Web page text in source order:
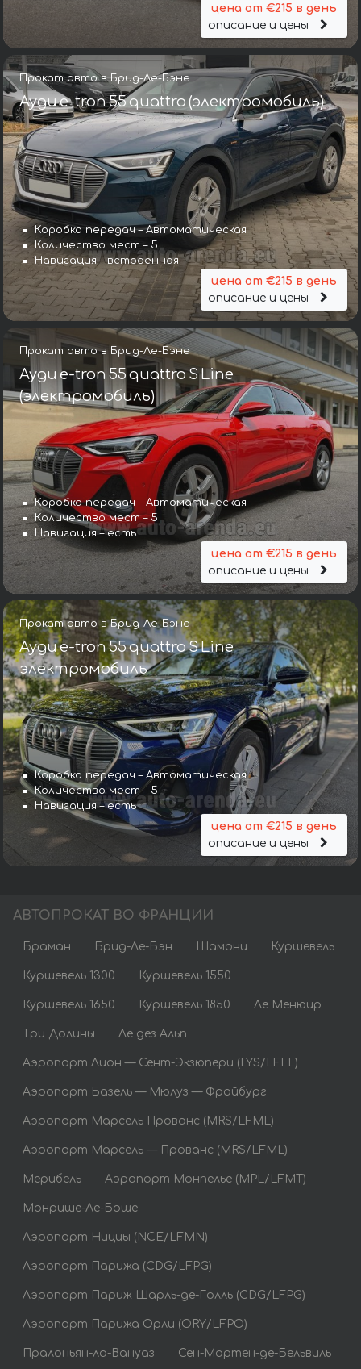
цена от €215 в день
описание и цены
Прокат авто в Брид-Ле-Бэне
Ауди e-tron 55 quattro (электромобиль)
Коробка передач – Автоматическая
Количество мест – 5
Навигация – встроенная
цена от €215 в день
описание и цены
Прокат авто в Брид-Ле-Бэне
Ауди e-tron 55 quattro S Line
(электромобиль)
Коробка передач – Автоматическая
Количество мест – 5
Навигация – есть
цена от €215 в день
описание и цены
Прокат авто в Брид-Ле-Бэне
Ауди e-tron 55 quattro S Line
электромобиль
Коробка передач – Автоматическая
Количество мест – 5
Навигация – есть
цена от €215 в день
описание и цены
АВТОПРОКАТ ВО ФРАНЦИИ
Браман Брид-Ле-Бэн Шамони Куршевель
Куршевель 1300 Куршевель 1550
Куршевель 1650 Куршевель 1850 Ле Менюир
Три Долины Ле дез Альп
Аэропорт Лион — Сент-Экзюпери (LYS/LFLL)
Аэропорт Базель — Мюлуз — Фрайбург
Аэропорт Марсель Прованс (MRS/LFML)
Аэропорт Марсель — Прованс (MRS/LFML)
Мерибель Аэропорт Монпелье (MPL/LFMT)
Монрише-Ле-Боше
Аэропорт Ниццы (NCE/LFMN)
Аэропорт Парижа (CDG/LFPG)
Аэропорт Париж Шарль-де-Голль (CDG/LFPG)
Аэропорт Парижа Орли (ORY/LFPO)
Пралоньян-ла-Вануаз Сен-Мартен-де-Бельвиль